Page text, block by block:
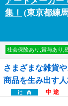
集！ (東京都練
社会保険あり,賞与あり,
さまざまな雑貨
商品を生み出す
中 途